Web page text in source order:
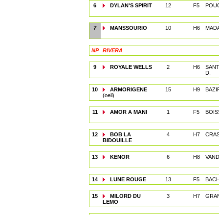
6 DYLAN'S SPIRIT 12 F5
7 MANSSOURIO 10 H6
NP RIVERA
9 ROYALE WELLS 2 H6
D.
10
ARMORIGENE
(oeil)
15 H9
11 AMOR A MANI 1 F5
12
BOB LA
BIDOUILLE
4 H7
13 KENOR 6 H8
14 LUNE ROUGE 13 F5
15
MILORD DU
LEMO
3 H7